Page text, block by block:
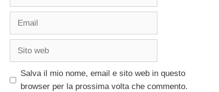
Email
Sito
Salva il mio nome, email e sito web in questo
browser per la prossima volta che commento.